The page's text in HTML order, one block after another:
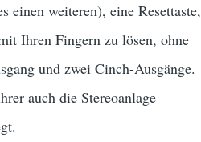
einen weiteren), eine Resettaste,
Ihren Fingern zu lösen, ohne
und zwei Cinch-Ausgänge.
auch die Stereoanlage